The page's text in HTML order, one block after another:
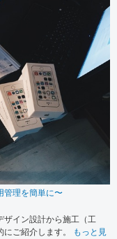
管理を簡単に〜
ザイン設計から施工（工
ご紹介します。
もっと見